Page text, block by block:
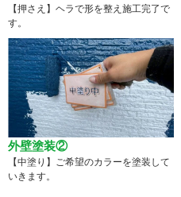
【押さえ】ヘラで形を整え施工完了で
す。
外壁塗装②
【中塗り】ご希望のカラーを塗装して
いきます。